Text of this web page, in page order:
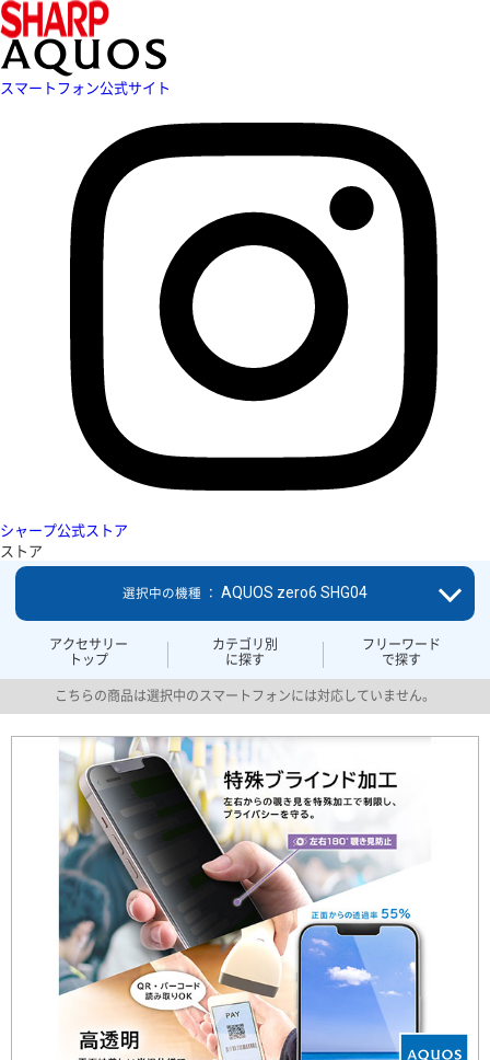
スマートフォン公式サイト
シャープ公式ストア
ストア
アクセサリー
トップ
カテゴリ別
に探す
フリーワード
で探す
選択中の機種 ： AQUOS zero6 SHG04
こちらの商品は選択中のスマートフォンには対応していません。